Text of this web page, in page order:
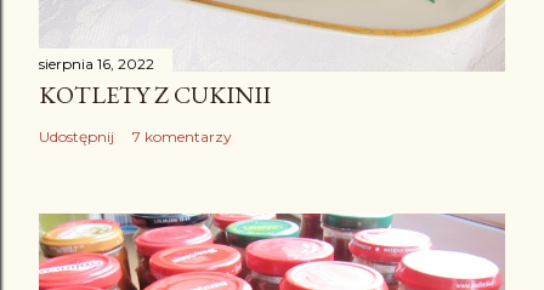
sierpnia 16, 2022
KOTLETY Z CUKINII
Udostępnij 7 komentarzy